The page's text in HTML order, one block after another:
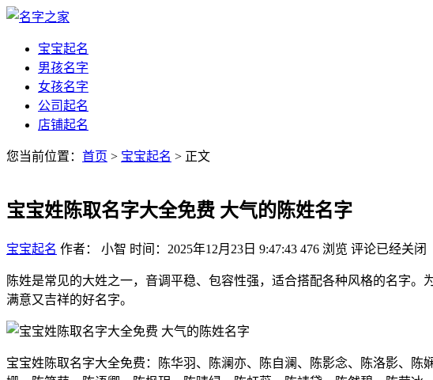
宝宝起名
男孩名字
女孩名字
公司起名
店铺起名
您当前位置： 首页 > 宝宝起名 > 正文
宝宝姓陈取名字大全免费 大气的陈姓名字
宝宝起名 作者： 小智 时间：2025年12月23日 9:47:43 476 浏览 评论已经关闭
陈姓是常见的大姓之一，音调平稳、包容性强，适合搭配各种风格的名字
满意又吉祥的好名字。
宝宝姓陈取名字大全免费：陈华羽、陈澜亦、陈自澜、陈影念、陈洛影、